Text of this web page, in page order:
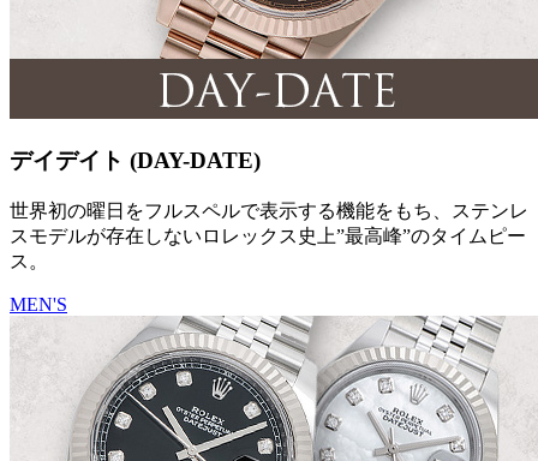
デイデイト (DAY-DATE)
世界初の曜日をフルスペルで表示する機能をもち、ステンレ
スモデルが存在しないロレックス史上”最高峰”のタイムピー
ス。
MEN'S